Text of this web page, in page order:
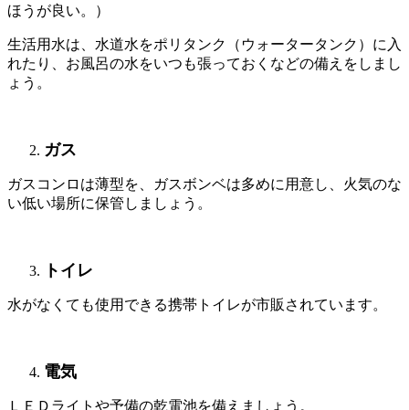
ほうが良い。）
生活用水は、水道水をポリタンク（ウォータータンク）に入
れたり、お風呂の水をいつも張っておくなどの備えをしまし
ょう。
ガス
ガスコンロは薄型を、ガスボンベは多めに用意し、火気のな
い低い場所に保管しましょう。
トイレ
水がなくても使用できる携帯トイレが市販されています。
電気
ＬＥＤライトや予備の乾電池を備えましょう。